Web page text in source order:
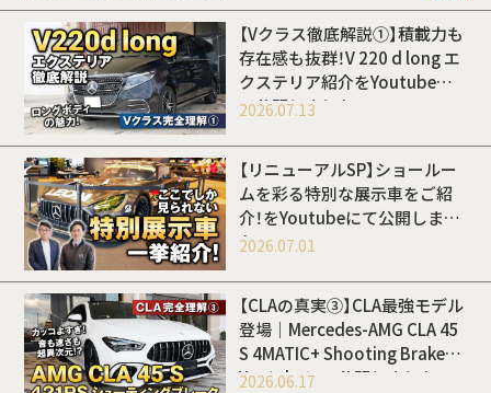
【Vクラス徹底解説①】積載力も
存在感も抜群！V 220 d long エ
クステリア紹介をYoutubeに
て公開しました
2026.07.13
【リニューアルSP】ショールー
ムを彩る特別な展示車をご紹
介！をYoutubeにて公開しまし
た
2026.07.01
【CLAの真実③】CLA最強モデル
登場｜Mercedes-AMG CLA 45
S 4MATIC+ Shooting Brakeを
Youtubeにて公開しました
2026.06.17